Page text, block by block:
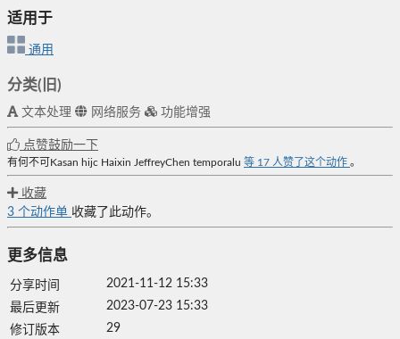
适用于
通用
分类(旧)
文本处理 网络服务 功能增强
点赞鼓励一下
有何不可Kasan hijc Haixin JeffreyChen temporalu 等 17 人赞了这个动作 。
收藏
3 个动作单 收藏了此动作。
更多信息
分享时间
2021-11-12 15:33
最后更新
2023-07-23 15:33
修订版本
29